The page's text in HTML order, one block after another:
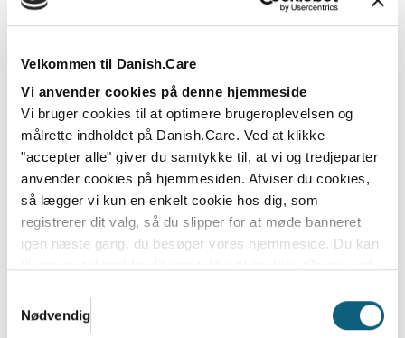
Velkommen til Danish.Care
Vi anvender cookies på denne hjemmeside
Vi bruger cookies til at optimere brugeroplevelsen og
målrette indholdet på Danish.Care. Ved at klikke
"accepter alle" giver du samtykke til, at vi og tredjeparter
anvender cookies på hjemmesiden. Afviser du cookies,
så lægger vi kun en enkelt cookie hos dig, som
registrerer dit valg, så du slipper for at møde banneret
igen næste gang, du besøger vores hjemmeside. Du kan
Danish.Cares privatlivs- og cookiepolitik
Nødvendig
Danish.Care er brancheforeningen for
virksomheder inden for hjælpemidler, sundheds-
og...
Læs mere